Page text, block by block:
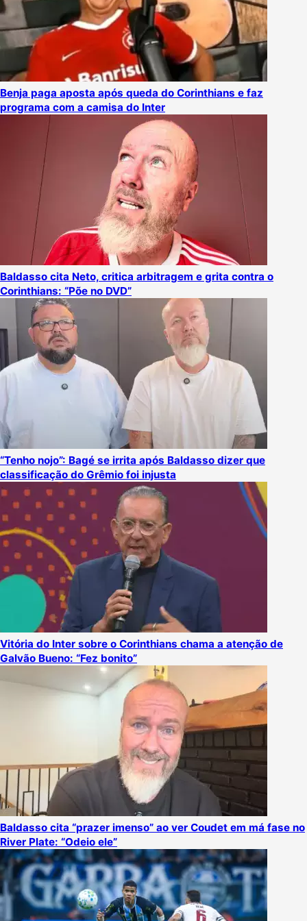
Benja paga aposta após queda do Corinthians e faz
programa com a camisa do Inter
Baldasso cita Neto, critica arbitragem e grita contra o
Corinthians: “Põe no DVD”
“Tenho nojo”: Bagé se irrita após Baldasso dizer que
classificação do Grêmio foi injusta
Vitória do Inter sobre o Corinthians chama a atenção de
Galvão Bueno: “Fez bonito”
Baldasso cita “prazer imenso” ao ver Coudet em má fase no
River Plate: “Odeio ele”